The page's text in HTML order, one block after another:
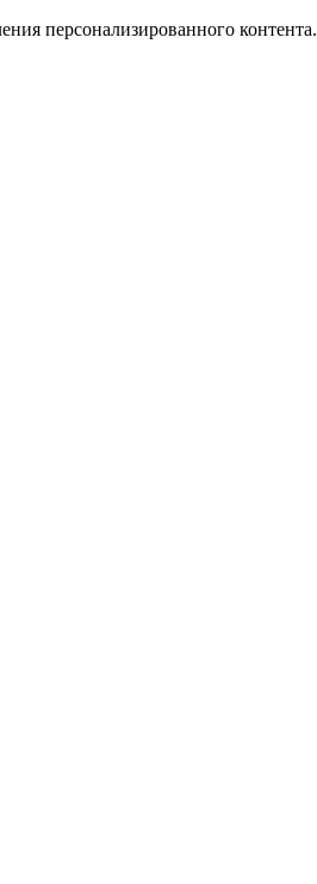
персонализированного контента.